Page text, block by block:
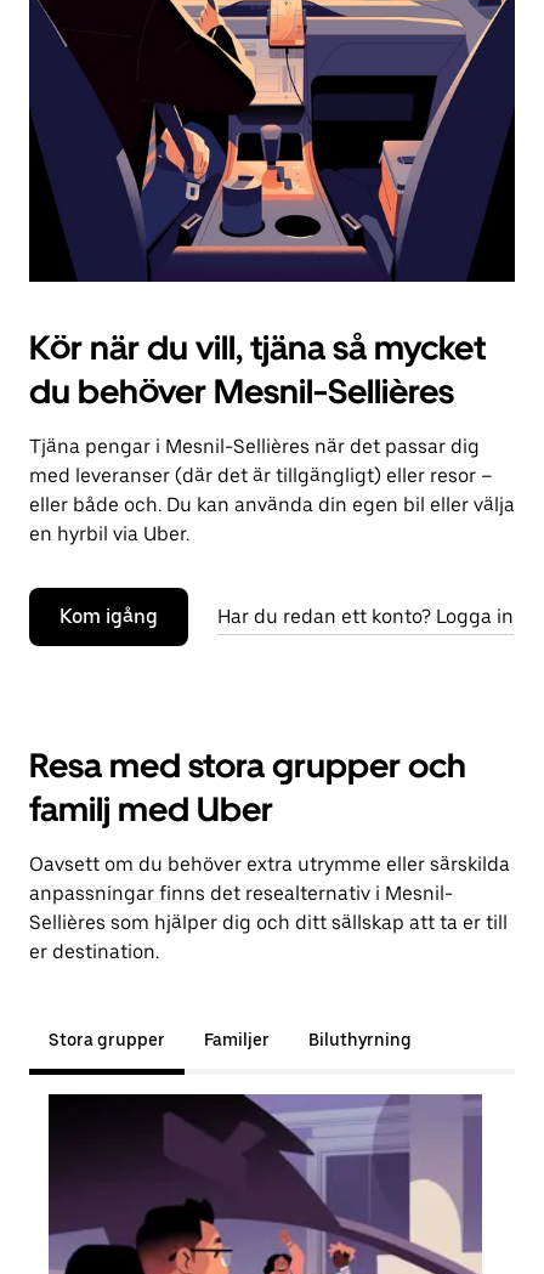
för
stänga
kalendern.
Kör när du vill, tjäna så mycket
du behöver Mesnil-Sellières
Tjäna pengar i Mesnil-Sellières när det passar dig
med leveranser (där det är tillgängligt) eller resor –
eller både och. Du kan använda din egen bil eller välja
en hyrbil via Uber.
Kom igång Har du redan ett konto? Logga in
Resa med stora grupper och
familj med Uber
Oavsett om du behöver extra utrymme eller särskilda
anpassningar finns det resealternativ i Mesnil-
Sellières som hjälper dig och ditt sällskap att ta er till
er destination.
Stora grupper Familjer Biluthyrning